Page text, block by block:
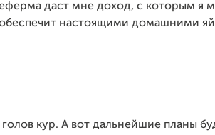
даст мне доход, с которым я
настоящими домашними
кур. А вот дальнейшие планы